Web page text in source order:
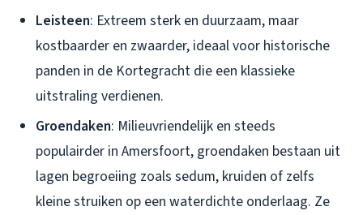
Leisteen: Extreem sterk en duurzaam, maar
kostbaarder en zwaarder, ideaal voor historische
panden in de Kortegracht die een klassieke
uitstraling verdienen.
Groendaken: Milieuvriendelijk en steeds
populairder in Amersfoort, groendaken bestaan uit
lagen begroeiing zoals sedum, kruiden of zelfs
kleine struiken op een waterdichte onderlaag. Ze